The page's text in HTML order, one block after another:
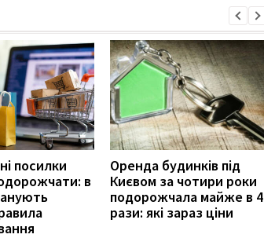
посилки
в
Оренда будинків під
Києвом за чотири роки
подорожчала майже в 4
рази: які зараз ціни